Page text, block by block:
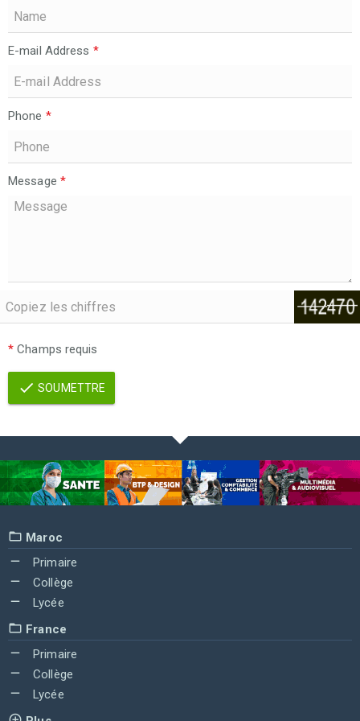
E-mail Address *
Phone *
Message *
* Champs requis
SOUMETTRE
Maroc
Primaire
Collège
Lycée
France
Primaire
Collège
Lycée